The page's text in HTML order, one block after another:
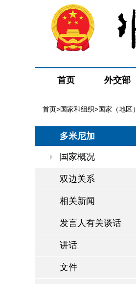
首页 外交部
首页>国家和组织>国家（地区）
多米尼加
国家概况
双边关系
相关新闻
发言人有关谈话
讲话
文件